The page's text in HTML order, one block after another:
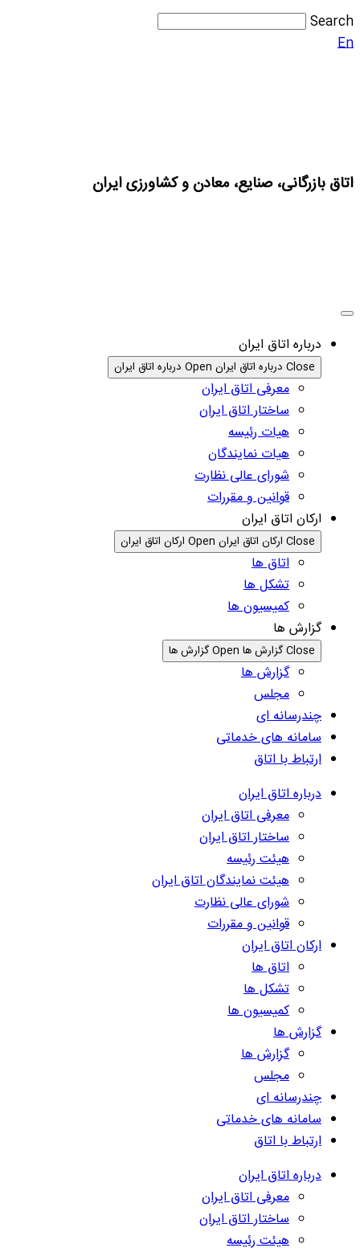
Search
En
اتاق بازرگانی، صنایع، معادن و کشاورزی ایران
درباره اتاق ایران
Close درباره اتاق ایران Open درباره اتاق ایران
معرفی اتاق ایران
ساختار اتاق ایران
هیات رئیسه
هیات نمایندگان
شورای عالی نظارت
قوانین و مقررات
ارکان اتاق ایران
Close ارکان اتاق ایران Open ارکان اتاق ایران
اتاق ها
تشکل ها
کمیسیون ها
گزارش ها
Close گزارش ها Open گزارش ها
گزارش ها
مجلس
چندرسانه ای
سامانه های خدماتی
ارتباط با اتاق
درباره اتاق ایران
معرفی اتاق ایران
ساختار اتاق ایران
هیئت رئیسه
هیئت نمایندگان اتاق ایران
شورای عالی نظارت
قوانین و مقررات
ارکان اتاق ایران
اتاق ها
تشکل ها
کمیسیون ها
گزارش ها
گزارش ها
مجلس
چندرسانه ای
سامانه های خدماتی
ارتباط با اتاق
درباره اتاق ایران
معرفی اتاق ایران
ساختار اتاق ایران
هیئت رئیسه